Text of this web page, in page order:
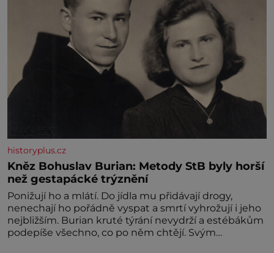
historyplus.cz
Kněz Bohuslav Burian: Metody StB byly horší
než gestapácké trýznění
Ponižují ho a mlátí. Do jídla mu přidávají drogy,
nenechají ho pořádně vyspat a smrtí vyhrožují i jeho
nejbližším. Burian kruté týrání nevydrží a estébákům
podepíše všechno, co po něm chtějí. Svým